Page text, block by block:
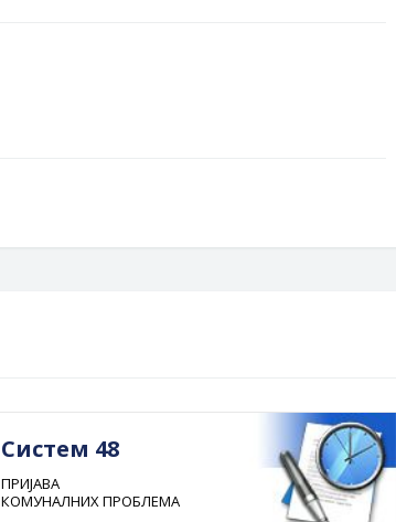
Систем 48
ПРИЈАВА
КОМУНАЛНИХ ПРОБЛЕМА